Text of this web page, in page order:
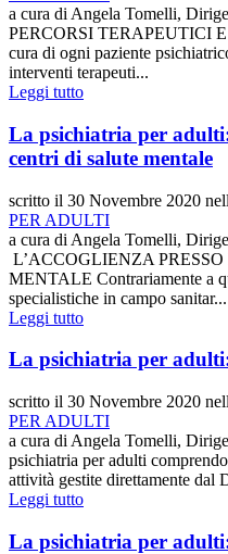
a cura di Angela Tomelli,
PERCORSI TERAPEUTICI
cura di ogni paziente
interventi terapeuti...
Leggi tutto
La psichiatria per
centri di salute mentale
scritto il 30 Novembre 2020
PER ADULTI
a cura di Angela Tomelli,
L’ACCOGLIENZA
MENTALE Contrariamente a
specialistiche in campo sanitar...
Leggi tutto
La psichiatria per
scritto il 30 Novembre 2020
PER ADULTI
a cura di Angela Tomelli,
psichiatria per adulti
attività gestite direttamente dal
Leggi tutto
La psichiatria per